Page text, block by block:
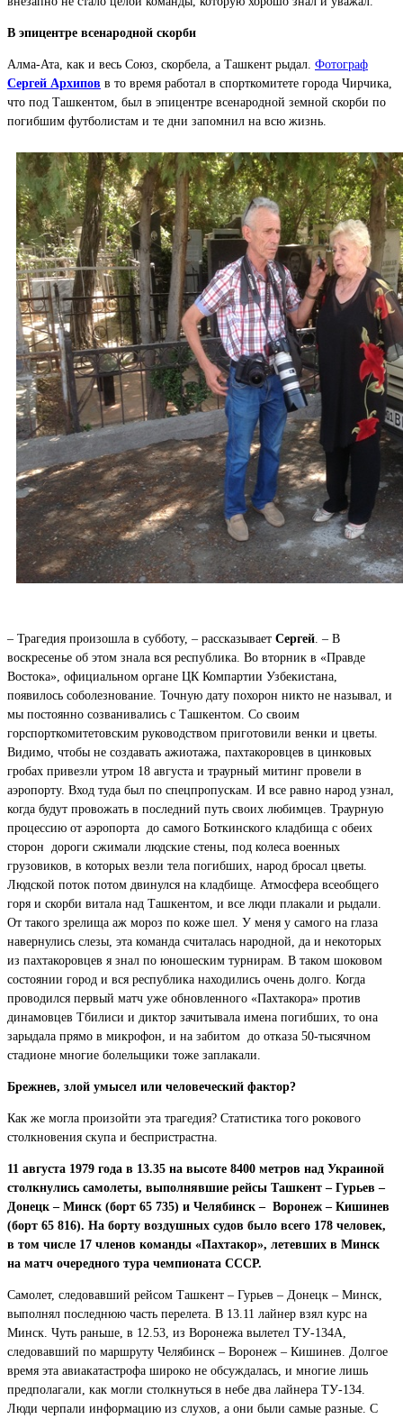
В эпицентре всенародной скорби
Алма-Ата, как и весь Союз, скорбела, а Ташкент рыдал. Фотограф
Сергей Архипов в то время работал в спорткомитете города Чирчика,
что под Ташкентом, был в эпицентре всенародной земной скорби по
погибшим футболистам и те дни запомнил на всю жизнь.
– Трагедия произошла в субботу, – рассказывает Сергей . – В
воскресенье об этом знала вся республика. Во вторник в «Правде
Востока», официальном органе ЦК Компартии Узбекистана,
появилось соболезнование. Точную дату похорон никто не называл, и
мы постоянно созванивались с Ташкентом. Со своим
горспорткомитетовским руководством приготовили венки и цветы.
Видимо, чтобы не создавать ажиотажа, пахтакоровцев в цинковых
гробах привезли утром 18 августа и траурный митинг провели в
аэропорту. Вход туда был по спецпропускам. И все равно народ узнал,
когда будут провожать в последний путь своих любимцев. Траурную
процессию от аэропорта до самого Боткинского кладбища с обеих
сторон дороги сжимали людские стены, под колеса военных
грузовиков, в которых везли тела погибших, народ бросал цветы.
Людской поток потом двинулся на кладбище. Атмосфера всеобщего
горя и скорби витала над Ташкентом, и все люди плакали и рыдали.
От такого зрелища аж мороз по коже шел. У меня у самого на глаза
навернулись слезы, эта команда считалась народной, да и некоторых
из пахтакоровцев я знал по юношеским турнирам. В таком шоковом
состоянии город и вся республика находились очень долго. Когда
проводился первый матч уже обновленного «Пахтакора» против
динамовцев Тбилиси и диктор зачитывала имена погибших, то она
зарыдала прямо в микрофон, и на забитом до отказа 50-тысячном
стадионе многие болельщики тоже заплакали.
Брежнев, злой умысел или человеческий фактор?
Как же могла произойти эта трагедия? Статистика того рокового
столкновения скупа и беспристрастна.
11 августа 1979 года в 13.35 на высоте 8400 метров над Украиной
столкнулись самолеты, выполнявшие рейсы Ташкент – Гурьев –
Донецк – Минск (борт 65 735) и Челябинск – Воронеж – Кишинев
(борт 65 816). На борту воздушных судов было всего 178 человек,
в том числе 17 членов команды «Пахтакор», летевших в Минск
на матч очередного тура чемпионата СССР.
Самолет, следовавший рейсом Ташкент – Гурьев – Донецк – Минск,
выполнял последнюю часть перелета. В 13.11 лайнер взял курс на
Минск. Чуть раньше, в 12.53, из Воронежа вылетел ТУ-134А,
следовавший по маршруту Челябинск – Воронеж – Кишинев. Долгое
время эта авиакатастрофа широко не обсуждалась, и многие лишь
предполагали, как могли столкнуться в небе два лайнера ТУ-134.
Люди черпали информацию из слухов, а они были самые разные. С